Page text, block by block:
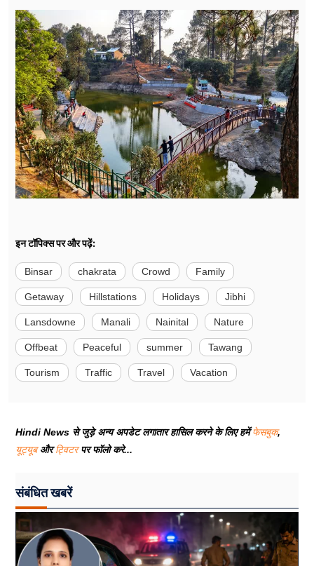
इन टॉपिक्स पर और पढ़ें:
Binsar chakrata Crowd Family
Getaway Hillstations Holidays Jibhi
Lansdowne Manali Nainital Nature
Offbeat Peaceful summer Tawang
Tourism Traffic Travel Vacation
Hindi News से जुड़े अन्य अपडेट लगातार हासिल करने के लिए हमेंफेसबुक,
यूट्यूबऔरट्विटरपर फॉलो करे...
संबंधित खबरें